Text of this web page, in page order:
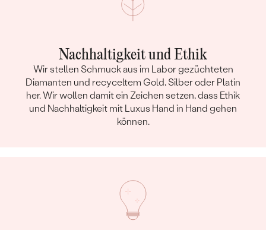
Nachhaltigkeit und Ethik
Wir stellen Schmuck aus im Labor gezüchteten
Diamanten und recyceltem Gold, Silber oder Platin
her. Wir wollen damit ein Zeichen setzen, dass Ethik
und Nachhaltigkeit mit Luxus Hand in Hand gehen
können.